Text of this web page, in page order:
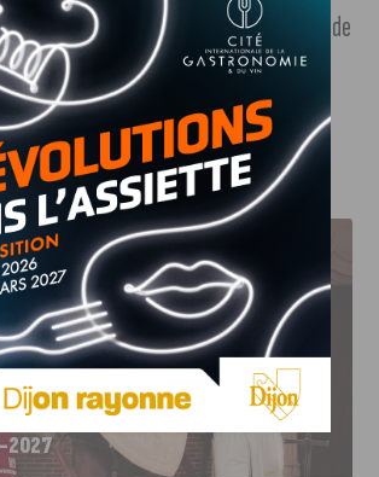
plutôt agréables, bien qu’en dessous de
: elles avoisineront les 25°C à la mi-
SES NOUVEAUX MAILLOTS POUR LA
2027